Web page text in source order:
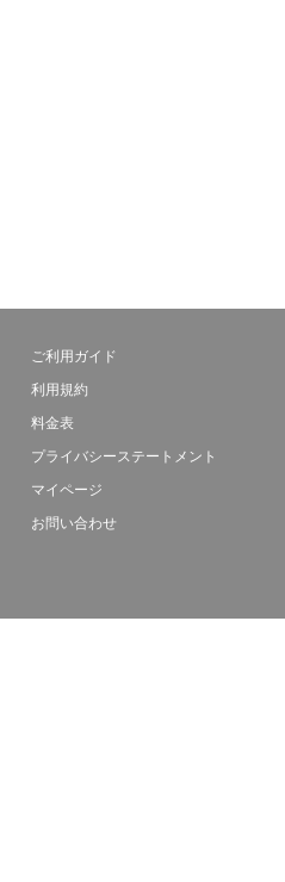
ご利用ガイド
利用規約
料金表
プライバシーステートメント
マイページ
お問い合わせ